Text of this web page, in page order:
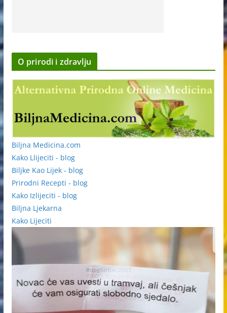
O prirodi i zdravlju
Biljna Medicina.com
Kako Llijeciti - blog
Biljke Kao Lijek - blog
Prirodni Recepti - blog
Kako Izlijeciti - blog
Biljna Ljekarna
Kako Lijeciti